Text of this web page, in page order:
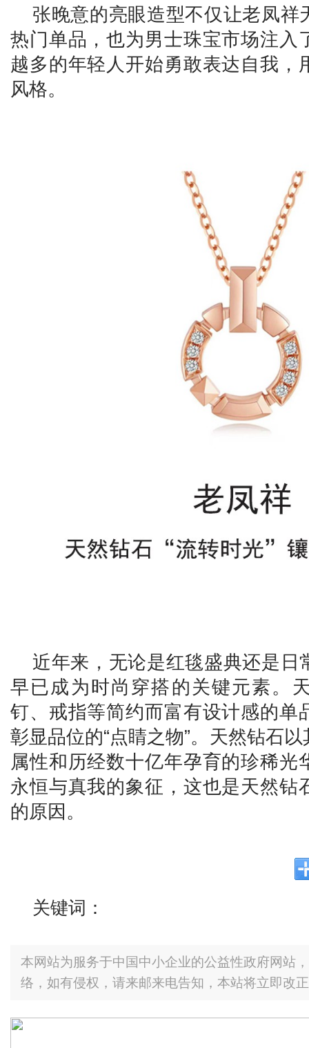
张晚意的亮眼造型不仅让老凤祥
热门单品，也为男士珠宝市场注入
越多的年轻人开始勇敢表达自我，
风格。
近年来，无论是红毯盛典还是日
早已成为时尚穿搭的关键元素。
钉、戒指等简约而富有设计感的单
彰显品位的“点睛之物”。天然钻石
属性和历经数十亿年孕育的珍稀光
永恒与真我的象征，这也是天然钻
的原因。
关键词：
本网站为服务于中国中小企业的公益性政府网站
络，如有侵权，请来邮来电告知，本站将立即改